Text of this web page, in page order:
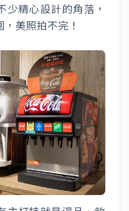
少精心設計的角落，
美照拍不完！